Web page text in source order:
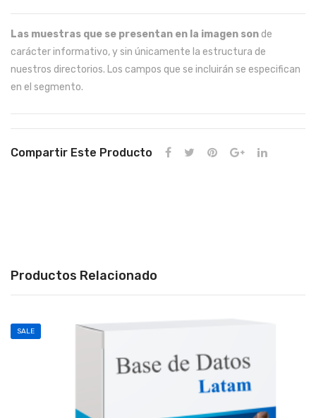
Las muestras que se presentan en la imagen son de
carácter informativo, y sin únicamente la estructura de
nuestros directorios. Los campos que se incluirán se especifican
en el segmento.
Compartir Este Producto
Productos Relacionado
SALE